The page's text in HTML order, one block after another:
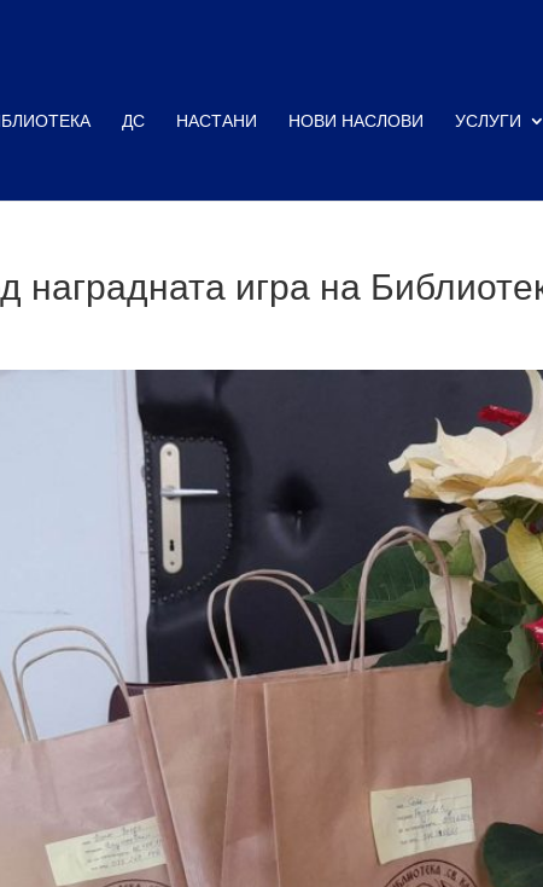
ДС НАСТАНИ НОВИ НАСЛОВИ УСЛУГИ
наградната игра на